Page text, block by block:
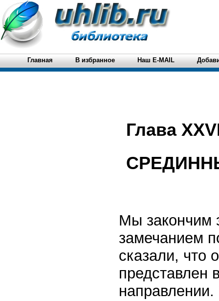
Главная В избранное Наш E-MAIL
Глава
Мы закончим
замечанием
сказали, что
представлен